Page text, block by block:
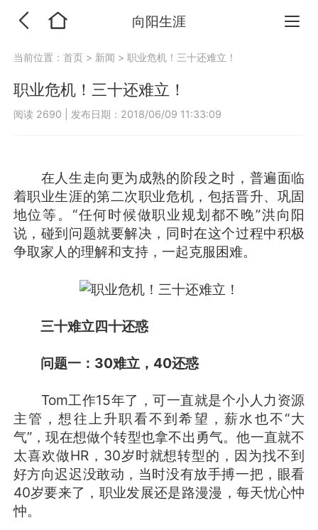
向阳生涯
当前位置：首页 > 新闻 >职业危机！三十还难立！
职业危机！三十还难立！
阅读 2690 发布日期：2018/06/09 11:33:09
在人生走向更为成熟的阶段之时，普遍面临
着职业生涯的第二次职业危机，包括晋升、巩固
地位等。“任何时候做职业规划都不晚”洪向阳
说，碰到问题就要解决，同时在这个过程中积极
争取家人的理解和支持，一起克服困难。
三十难立四十还惑
问题一：30难立，40还惑
Tom工作15年了，可一直就是个小人力资源
主管，想往上升职看不到希望，薪水也不“大
气”，现在想做个转型也拿不出勇气。他一直就不
太喜欢做HR，30岁时就想转型的，因为找不到
好方向迟迟没敢动，当时没有放手搏一把，眼看
40岁要来了，职业发展还是路漫漫，每天忧心忡
忡。